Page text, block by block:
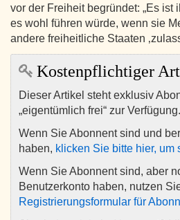
vor der Freiheit begründet: „Es ist
es wohl führen würde, wenn sie
andere freiheitliche Staaten
Kostenpflichtiger
Dieser Artikel steht exklusiv
„eigentümlich frei“ zur Verfügung.
Wenn Sie Abonnent sind und
haben, klicken Sie bitte hier, um
Wenn Sie Abonnent sind, aber
Benutzerkonto haben, nutzen
Registrierungsformular für